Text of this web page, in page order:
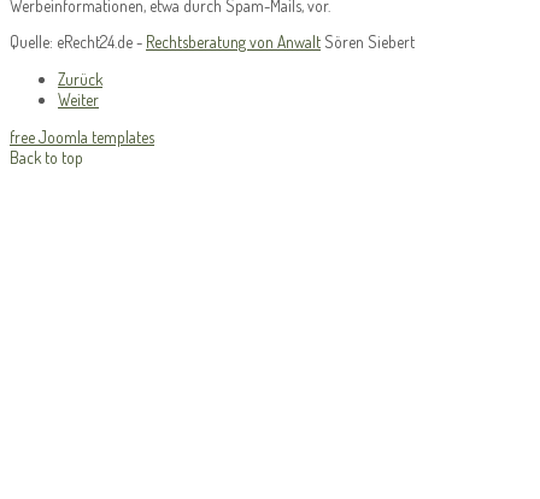
Werbeinformationen, etwa durch Spam-Mails, vor.
Quelle: eRecht24.de - Rechtsberatung von Anwalt Sören Siebert
Zurück
Weiter
free Joomla templates
Back to top